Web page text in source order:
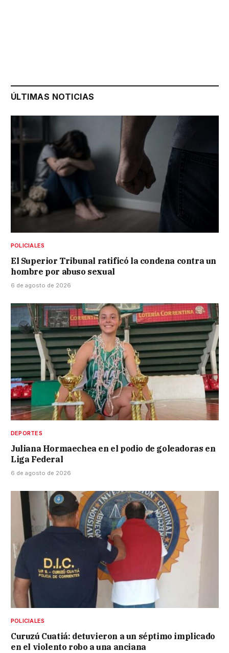
ÚLTIMAS NOTICIAS
POLICIALES
El Superior Tribunal ratificó la condena contra un
hombre por abuso sexual
6 de agosto de 2026
DEPORTES
Juliana Hormaechea en el podio de goleadoras en
Liga Federal
6 de agosto de 2026
POLICIALES
Curuzú Cuatiá: detuvieron a un séptimo implicado
en el violento robo a una anciana